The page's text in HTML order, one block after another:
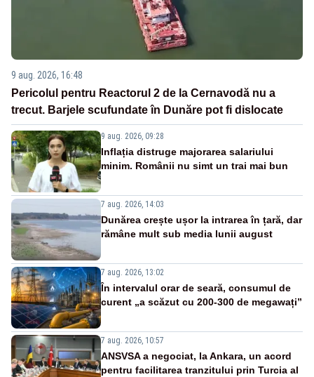
9 aug. 2026, 16:48
Pericolul pentru Reactorul 2 de la Cernavodă nu a
trecut. Barjele scufundate în Dunăre pot fi dislocate
9 aug. 2026, 09:28
Inflația distruge majorarea salariului
minim. Românii nu simt un trai mai bun
7 aug. 2026, 14:03
Dunărea crește ușor la intrarea în țară, dar
rămâne mult sub media lunii august
7 aug. 2026, 13:02
În intervalul orar de seară, consumul de
curent „a scăzut cu 200-300 de megawați”
7 aug. 2026, 10:57
ANSVSA a negociat, la Ankara, un acord
pentru facilitarea tranzitului prin Turcia al